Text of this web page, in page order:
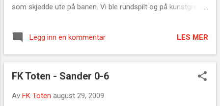
som skjedde ute på banen. Vi ble rundspilt og på kunstgress
Hans Rognlien. Et nytt tap betyr at FK Toten ligger utsatt til
på tredje siste plass på tabellen. Tre lag rykker i
utgangspunktet ned. Fram til Løten og Eidskog er det to og
Det betyr at Rognliens gutter må ha noen seire de siste fire
vi skal klare å berge plassen, sa Hans Rognlien etter kampen
Legg inn en kommentar LES MER
FK Toten - Sander 0-6
Av FK Toten august 29, 2009